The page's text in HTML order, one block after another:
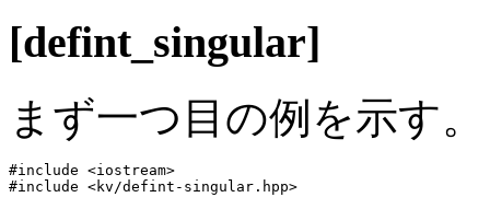
[defint_singular]
まず一つ目の例を示す
#include <iostream>
#include <kv/defint-singular.hpp>